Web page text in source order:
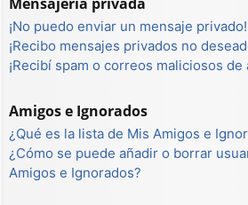
¡No puedo enviar un mensaje privado!
¡Recibo mensajes privados no
¡Recibí spam o correos maliciosos
Amigos e Ignorados
¿Qué es la lista de Mis Amigos e
¿Cómo se puede añadir o borrar
Amigos e Ignorados?